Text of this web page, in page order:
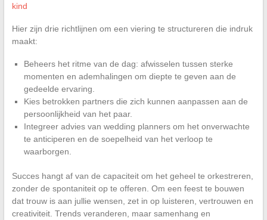
kind
Hier zijn drie richtlijnen om een viering te structureren die indruk
maakt:
Beheers het ritme van de dag: afwisselen tussen sterke
momenten en ademhalingen om diepte te geven aan de
gedeelde ervaring.
Kies betrokken partners die zich kunnen aanpassen aan de
persoonlijkheid van het paar.
Integreer advies van wedding planners om het onverwachte
te anticiperen en de soepelheid van het verloop te
waarborgen.
Succes hangt af van de capaciteit om het geheel te orkestreren,
zonder de spontaniteit op te offeren. Om een feest te bouwen
dat trouw is aan jullie wensen, zet in op luisteren, vertrouwen en
creativiteit. Trends veranderen, maar samenhang en